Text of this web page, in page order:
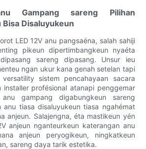
Gampang sareng Pilihan
Bisa Disaluyukeun
LED 12V anu pangsaéna, salah sahiji
pikeun dipertimbangkeun nyaéta
sareng dipasang. Unsur ieu
ngan ukur kana genah setelan tapi
sistem pencahayaan sacara
installer profésional atanapi penggemar
anu gampang digabungkeun sareng
anu tiasa disaluyukeun tiasa ngahémat
anjeun. Salajengna, éta mastikeun yén
anjeun nganteurkeun katerangan anu
anjeun peryogikeun, ningkatkeun
sareng daya tarik estetika.